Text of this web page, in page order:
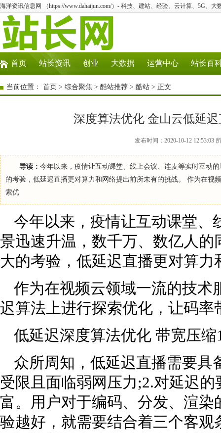
海洋资讯信息网 （https://www.dahaijun.com/）- 科技、建站、经验、云计算、5G、大
首页 站长资讯 创业 大数据 运营中心 站长百
当前位置： 首页 > 综合聚焦 > 酷站推荐 > 酷站 > 正文
深度算法优化 金山云低延
发布时间：2020-10-12 12:53:03
导读： 今年以来，疫情让互动课堂、线上会议、连麦等实时互动
的考验，低延迟直播更对算力和网络提出前所未有的挑战。 作为在视
索优
今年以来，疫情让互动课堂、
景迅速升温，数千万、数亿人
大的考验，低延迟直播更对算
作为在视频云领域一流的技术
迟算法上进行探索优化，让码率
低延迟深度算法优化 带宽压缩
众所周知，低延迟直播需要具
受限且面临弱网压力;2.对延迟
富。用户对于编码、分发、渲
验越好，就需要结合着三个客